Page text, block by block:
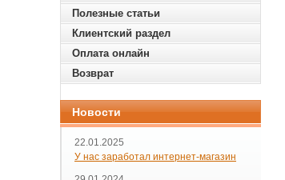
Полезные статьи
Клиентский раздел
Оплата онлайн
Возврат
Новости
22.01.2025
У нас заработал интернет-магазин